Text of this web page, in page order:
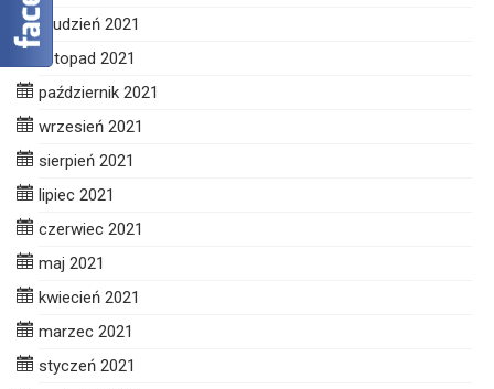
grudzień 2021
listopad 2021
październik 2021
wrzesień 2021
sierpień 2021
lipiec 2021
czerwiec 2021
maj 2021
kwiecień 2021
marzec 2021
styczeń 2021